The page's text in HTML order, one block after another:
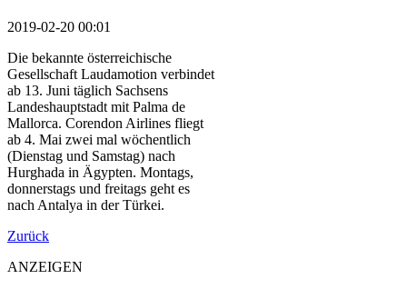
2019-02-20 00:01
Die bekannte österreichische
Gesellschaft Laudamotion verbindet
ab 13. Juni täglich Sachsens
Landeshauptstadt mit Palma de
Mallorca. Corendon Airlines fliegt
ab 4. Mai zwei mal wöchentlich
(Dienstag und Samstag) nach
Hurghada in Ägypten. Montags,
donnerstags und freitags geht es
nach Antalya in der Türkei.
Zurück
ANZEIGEN